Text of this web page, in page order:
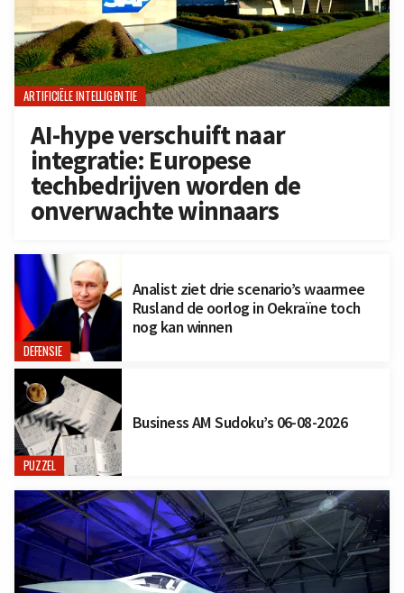
ARTIFICIËLE INTELLIGENTIE
AI-hype verschuift naar
integratie: Europese
techbedrijven worden de
onverwachte winnaars
DEFENSIE
Analist ziet drie scenario’s waarmee
Rusland de oorlog in Oekraïne toch
nog kan winnen
PUZZEL
Business AM Sudoku’s 06-08-2026